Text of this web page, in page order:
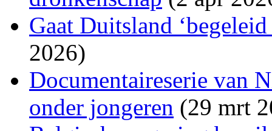
Gaat Duitsland
2026)
Documentaireserie van
onder jongeren (29 mrt